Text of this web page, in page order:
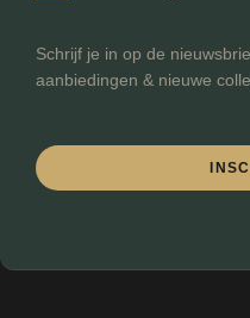
Schrijf je in op de
aanbiedingen & nieuwe